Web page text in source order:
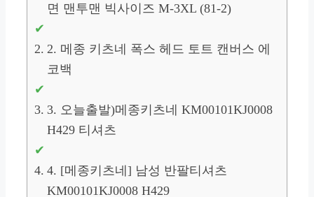
면 맨투맨 빅사이즈 M-3XL (81-2)
2. 메종 키츠네 폭스 헤드 토트 캔버스 에
코백
3. 오늘출발)메종키츠네 KM00101KJ0008
H429 티셔츠
4. [메종키츠네] 남성 반팔티셔츠
KM00101KJ0008 H429